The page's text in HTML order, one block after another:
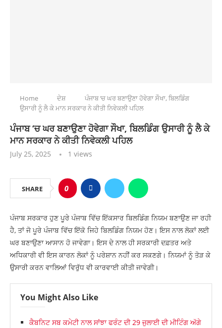
Home ਦੇਸ਼
ਪੰਜਾਬ ‘ਚ ਘਰ ਬਣਾਉਣਾ ਹੋਵੇਗਾ ਸੌਖਾ, ਬਿਲਡਿੰਗ
ਉਸਾਰੀ ਨੂੰ ਲੈ ਕੇ ਮਾਨ ਸਰਕਾਰ ਨੇ ਕੀਤੀ ਨਿਵੇਕਲੀ ਪਹਿਲ
ਪੰਜਾਬ ‘ਚ ਘਰ ਬਣਾਉਣਾ ਹੋਵੇਗਾ ਸੌਖਾ, ਬਿਲਡਿੰਗ ਉਸਾਰੀ ਨੂੰ ਲੈ ਕੇ
ਮਾਨ ਸਰਕਾਰ ਨੇ ਕੀਤੀ ਨਿਵੇਕਲੀ ਪਹਿਲ
July 25, 2025 1 views
SHARE 0
ਪੰਜਾਬ ਸਰਕਾਰ ਹੁਣ ਪੂਰੇ ਪੰਜਾਬ ਵਿੱਚ ਇੱਕਸਾਰ ਬਿਲਡਿੰਗ ਨਿਯਮ ਬਣਾਉਣ ਜਾ ਰਹੀ
ਹੈ, ਤਾਂ ਜੋ ਪੂਰੇ ਪੰਜਾਬ ਵਿੱਚ ਇੱਕੋ ਜਿਹੇ ਬਿਲਡਿੰਗ ਨਿਯਮ ਹੋਣ। ਇਸ ਨਾਲ ਲੋਕਾਂ ਲਈ
ਘਰ ਬਣਾਉਣਾ ਆਸਾਨ ਹੋ ਜਾਵੇਗਾ। ਇਸ ਦੇ ਨਾਲ ਹੀ ਸਰਕਾਰੀ ਦਫ਼ਤਰ ਅਤੇ
ਅਧਿਕਾਰੀ ਵੀ ਇਸ ਕਾਰਨ ਲੋਕਾਂ ਨੂੰ ਪਰੇਸ਼ਾਨ ਨਹੀਂ ਕਰ ਸਕਣਗੇ। ਨਿਯਮਾਂ ਨੂੰ ਤੋੜ ਕੇ
ਉਸਾਰੀ ਕਰਨ ਵਾਲਿਆਂ ਵਿਰੁੱਧ ਵੀ ਕਾਰਵਾਈ ਕੀਤੀ ਜਾਵੇਗੀ।
You Might Also Like
ਕੈਬਨਿਟ ਸਬ ਕਮੇਟੀ ਨਾਲ ਸਾਂਝਾ ਫਰੰਟ ਦੀ 29 ਜੁਲਾਈ ਦੀ ਮੀਟਿੰਗ ਅੱਗੇ